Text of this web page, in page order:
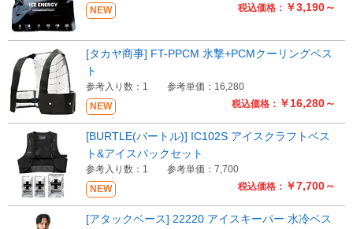
NEW 税込価格： ￥3,190～
NEW 税込価格： ￥16,280～
[タカヤ商事] FT-PPCM 氷撃+PCMクーリングベス
ト
参考入り数：1 参考単価：16,280
NEW 税込価格： ￥7,700～
[BURTLE(バートル)] IC102S アイスクラフトベス
ト&アイスパックセット
参考入り数：1 参考単価：7,700
[アタックベース] 22220 アイスキーパー 水冷ベス